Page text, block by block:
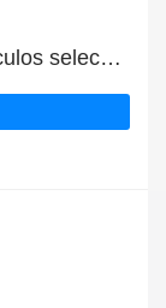
Compre 1 y llévese 1 gratis en artículos seleccionados | caduca pronto